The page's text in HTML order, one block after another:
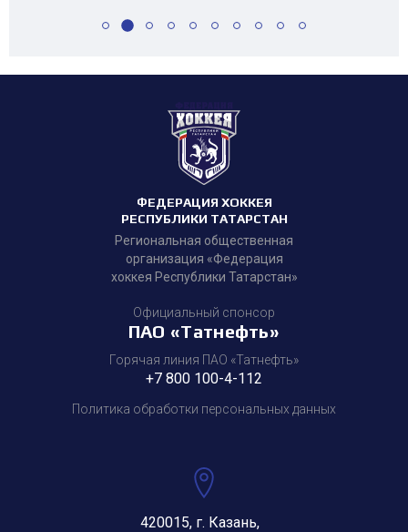
ФЕДЕРАЦИЯ ХОККЕЯ
РЕСПУБЛИКИ ТАТАРСТАН
Региональная общественная
организация «Федерация
хоккея Республики Татарстан»
Официальный спонсор
ПАО «Татнефть»
Горячая линия ПАО «Татнефть»
+7 800 100-4-112
Политика обработки персональных данных
420015, г. Казань,